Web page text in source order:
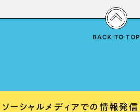
ソーシャルメディアでの情報発信
BACK TO TOP